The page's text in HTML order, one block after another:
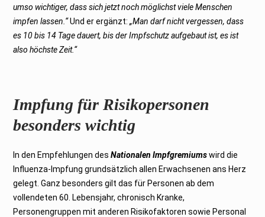
umso wichtiger, dass sich jetzt noch möglichst viele Menschen
impfen lassen.“Und er ergänzt: „Man darf nicht vergessen, dass
es 10 bis 14 Tage dauert, bis der Impfschutz aufgebaut ist, es ist
also höchste Zeit.“
Impfung für Risikopersonen
besonders wichtig
In den Empfehlungen desNationalen Impfgremiumswird die
Influenza-Impfung grundsätzlich allen Erwachsenen ans Herz
gelegt. Ganz besonders gilt das für Personen ab dem
vollendeten 60. Lebensjahr, chronisch Kranke,
Personengruppen mit anderen Risikofaktoren sowie Personal